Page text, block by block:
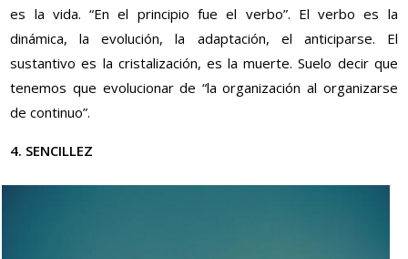
es la vida. “En el principio fue el verbo”. El verbo es la
dinámica, la evolución, la adaptación, el anticiparse. El
sustantivo es la cristalización, es la muerte. Suelo decir que
tenemos que evolucionar de “la organización al organizarse
de continuo”.
4. SENCILLEZ